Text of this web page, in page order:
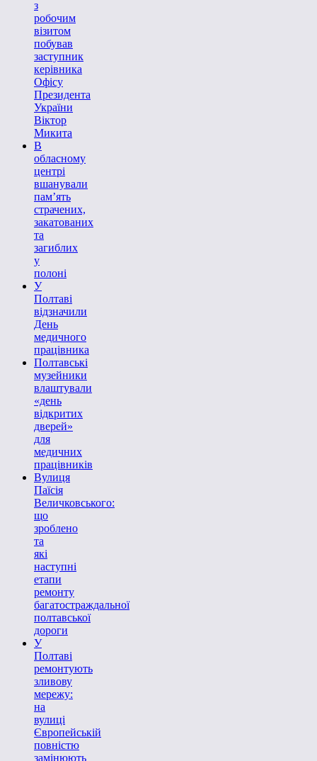
з
робочим
візитом
побував
заступник
керівника
Офісу
Президента
України
Віктор
Микита
В
обласному
центрі
вшанували
пам’ять
страчених,
закатованих
та
загиблих
у
полоні
У
Полтаві
відзначили
День
медичного
працівника
Полтавські
музейники
влаштували
«день
відкритих
дверей»
для
медичних
працівників
Вулиця
Паїсія
Величковського:
що
зроблено
та
які
наступні
етапи
ремонту
багатостраждальної
полтавської
дороги
У
Полтаві
ремонтують
зливову
мережу:
на
вулиці
Європейській
повністю
замінюють